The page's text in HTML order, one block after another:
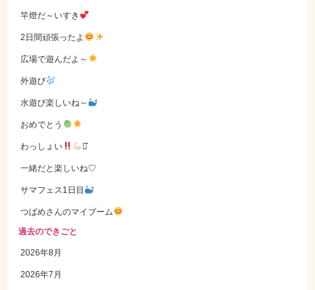
竿燈だ～いすき
2日間頑張ったよ
広場で遊んだよ～
外遊び
水遊び楽しいね～
おめでとう
わっしょい ⋆͛
一緒だと楽しいね♡
サマフェス1日目
つばめさんのマイブーム
過去のできごと
2026年8月
2026年7月